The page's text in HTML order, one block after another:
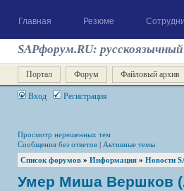
Главная Резюме
SAPфорум.RU:
Портал Форум Файловый архив
Вход Регистрация
Просмотр нерешенных тем
Сообщения без ответов | Активные темы
Список форумов » Информация » Новости
Умер Миша Вершков